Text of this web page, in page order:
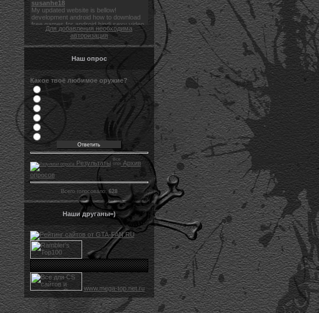
Для добавления необходима
авторизация
Наш опрос
Какое твоё любимое оружие?
Результаты
Архив
опросов
Всего голосовало: 628
Наши друганы=)
www.mega-top.net.ru